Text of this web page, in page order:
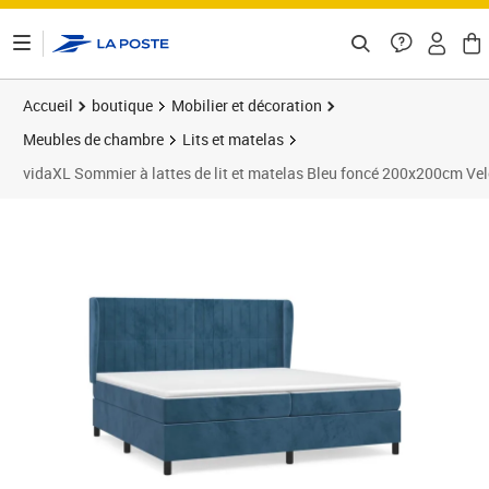
Accueil boutique
Mobilier et décoration
Meubles de chambre
Lits et matelas
vidaXL Sommier à lattes de lit et matelas Bleu foncé 200x200cm